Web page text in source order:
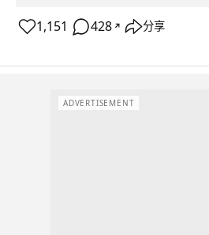
1,151 428 ↗ 分享
ADVERTISEMENT